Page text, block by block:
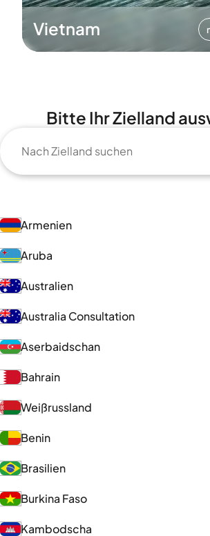
Vietnam
Bitte Ihr Zielland
Armenien
Aruba
Australien
Australia Consultation
Aserbaidschan
Bahrain
Weißrussland
Benin
Brasilien
Burkina Faso
Kambodscha